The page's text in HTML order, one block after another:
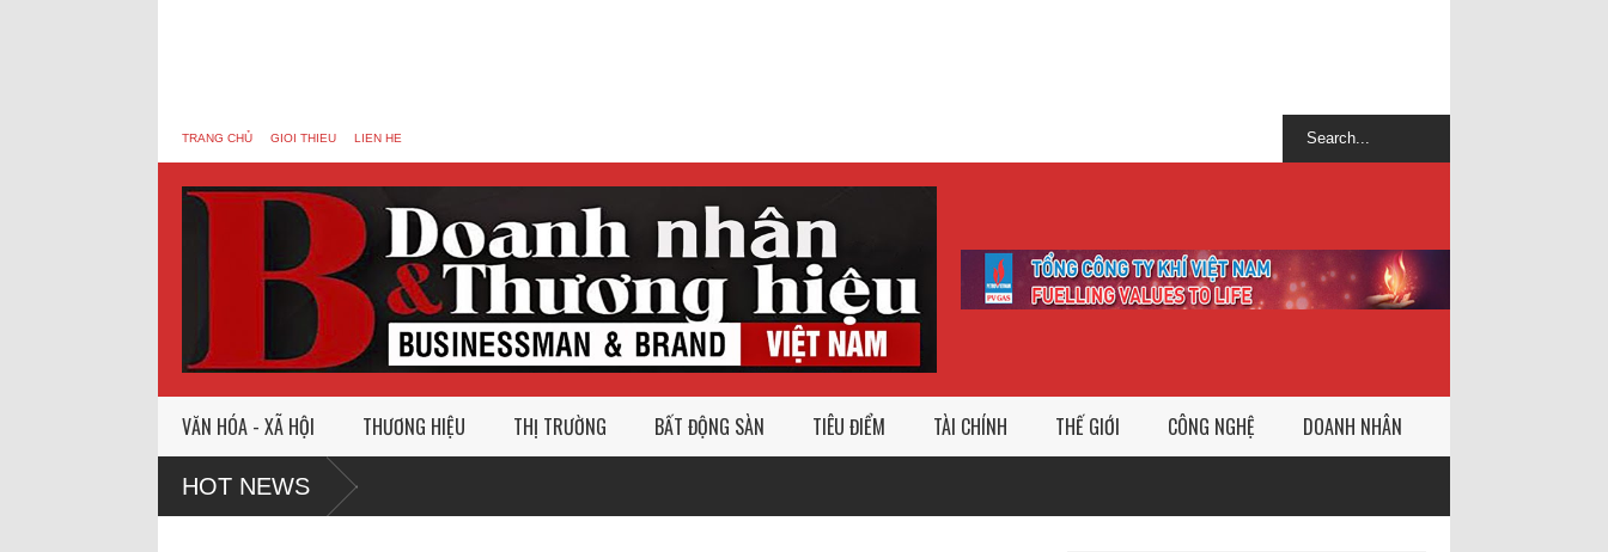
TRANG CHỦ GIOI THIEU LIEN HE
VĂN HÓA - XÃ HỘI THƯƠNG HIỆU THỊ TRƯỜNG BẤT ĐỘNG SÀN TIÊU ĐIỂM TÀI CHÍNH THẾ GIỚI CÔNG NGHỆ DOANH NHÂN
HOT NEWS